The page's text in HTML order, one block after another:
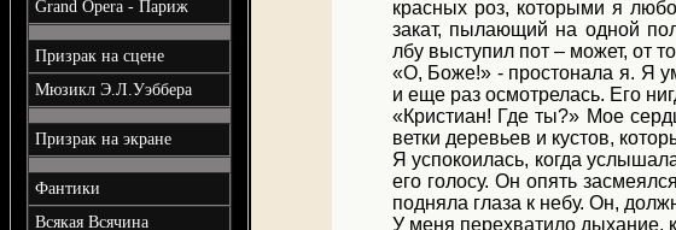
Grand Opera - Париж
Призрак на сцене
Мюзикл Э.Л.Уэббера
Призрак на экране
Фантики
Всякая Всячина
красных роз, которыми я
закат, пылающий на одной
лбу выступил пот – может, от
«О, Боже!» - простонала я. Я
и еще раз осмотрелась. Его
«Кристиан! Где ты?» Мое
ветки деревьев и кустов,
Я успокоилась, когда
его голосу. Он опять
подняла глаза к небу. Он,
У меня перехватило дыхание,